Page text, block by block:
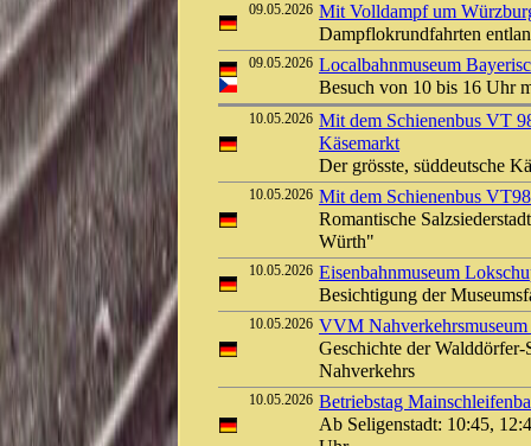
09.05.2026 Mit Volldampf um
Dampflokrundfahrten
09.05.2026 Localbahnmuseum
Besuch von 10 bis 16 Uhr
10.05.2026 Mit dem Schienenbus VT
Käsemarkt
Der grösste, süddeutsche
10.05.2026 Mit dem Schienenbus
Romantische
Würth"
10.05.2026 Eisenbahnmuseum
Besichtigung der
10.05.2026 VVM
Geschichte der
Nahverkehrs
10.05.2026 Betriebstag
Ab Seligenstadt: 10:45,